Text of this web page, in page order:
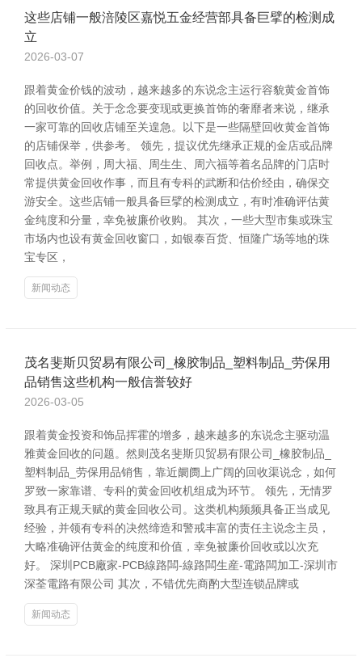
这些店铺一般涪陵区嘉悦五金经营部具备巨擘的检测成
立
2026-03-07
跟着黄金价钱的波动，越来越多的东说念主运行容貌黄金首饰
的回收价值。关于念念要变现或更换首饰的奢靡者来说，继承
一家可靠的回收店铺至关遑急。以下是一些隔壁回收黄金首饰
的店铺保举，供参考。 领先，提议优先继承正规的金店或品牌
回收点。举例，周大福、周生生、周六福等着名品牌的门店时
常提供黄金回收作事，而且有专科的武断和估价经由，确保交
游安全。这些店铺一般具备巨擘的检测成立，有时准确评估黄
金纯度和分量，幸免被廉价收购。 其次，一些大型市集或珠宝
市场内也设有黄金回收窗口，如银泰百货、恒隆广场等地的珠
宝专区，
新闻动态
茂名斐斯贝贸易有限公司_橡胶制品_塑料制品_劳保用
品销售这些机构一般信誉较好
2026-03-05
跟着黄金投资和饰品挥霍的增多，越来越多的东说念主驱动温
雅黄金回收的问题。然则茂名斐斯贝贸易有限公司_橡胶制品_
塑料制品_劳保用品销售，靠近阛阓上广阔的回收渠说念，如何
罗致一家靠谱、专科的黄金回收机组成为环节。 领先，无情罗
致具有正规天赋的黄金回收公司。这类机构频频具备正当成见
经验，并领有专科的决然缔造和警戒丰富的责任主说念主员，
大略准确评估黄金的纯度和价值，幸免被廉价回收或以次充
好。 深圳PCB廠家-PCB線路闆-線路闆生産-電路闆加工-深圳市
深荃電路有限公司 其次，不错优先商酌大型连锁品牌或
新闻动态